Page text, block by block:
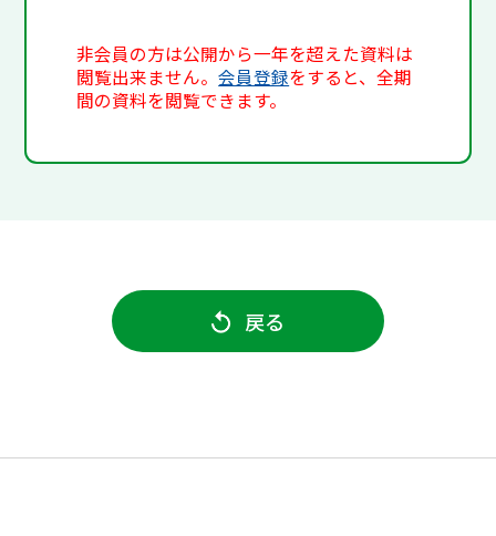
非会員の方は公開から一年を超えた資料は
閲覧出来ません。会員登録をすると、全期
間の資料を閲覧できます。
戻る